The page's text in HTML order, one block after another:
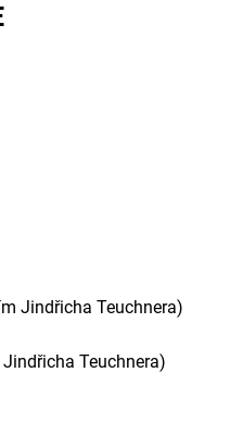
Teuchnera)